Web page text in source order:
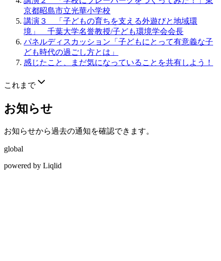
京都昭島市立光華小学校
講演３ 「子どもの育ちを支える外遊びと地域環
境」 千葉大学名誉教授/子ども環境学会会長
パネルディスカッション「子どもにとって有意義な子
ども時代の過ごし方とは」
感じたこと、まだ気になっていることを共有しよう！
これまで
お知らせ
お知らせから過去の通知を確認できます。
global
powered by Liqlid